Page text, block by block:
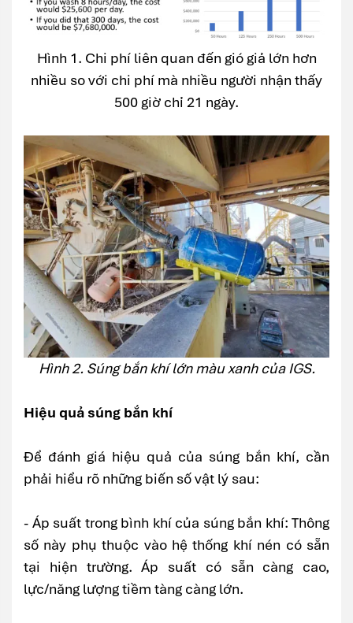
Hình 1. Chi phí liên quan đến gió giả lớn hơn
nhiều so với chi phí mà nhiều người nhận thấy
500 giờ chỉ 21 ngày.
Hình 2. Súng bắn khí lớn màu xanh của IGS.
Hiệu quả súng bắn khí
Để đánh giá hiệu quả của súng bắn khí, cần
phải hiểu rõ những biến số vật lý sau:
- Áp suất trong bình khí của súng bắn khí: Thông
số này phụ thuộc vào hệ thống khí nén có sẵn
tại hiện trường. Áp suất có sẵn càng cao,
lực/năng lượng tiềm tàng càng lớn.